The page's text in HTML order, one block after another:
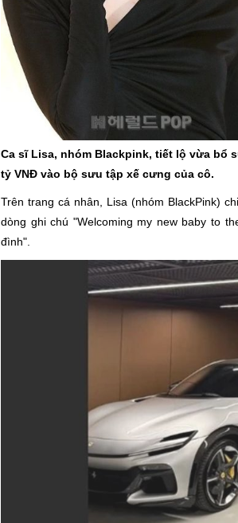
Ca sĩ Lisa, nhóm Blackpink, tiết lộ vừa bổ
tỷ VNĐ vào bộ sưu tập xế cưng của cô.
Trên trang cá nhân, Lisa (nhóm BlackPink)
dòng ghi chú "Welcoming my new baby to
đình".